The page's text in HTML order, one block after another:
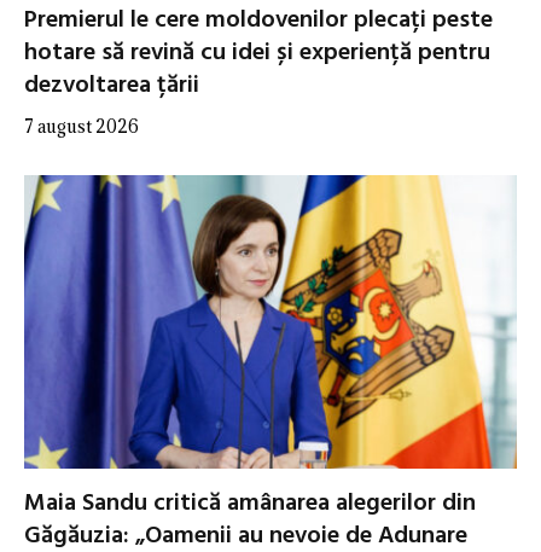
Premierul le cere moldovenilor plecați peste
hotare să revină cu idei și experiență pentru
dezvoltarea țării
7 august 2026
Maia Sandu critică amânarea alegerilor din
Găgăuzia: „Oamenii au nevoie de Adunare